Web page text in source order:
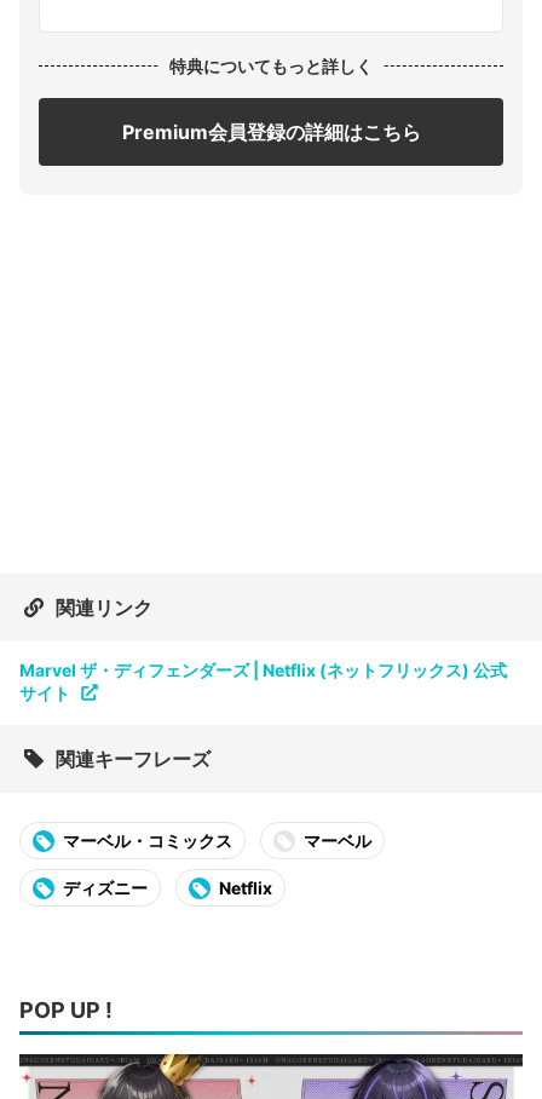
特典についてもっと詳しく
Premium会員登録の詳細はこちら
関連リンク
Marvel ザ・ディフェンダーズ | Netflix (ネットフリックス) 公式
サイト
関連キーフレーズ
マーベル・コミックス マーベル
ディズニー Netflix
POP UP !